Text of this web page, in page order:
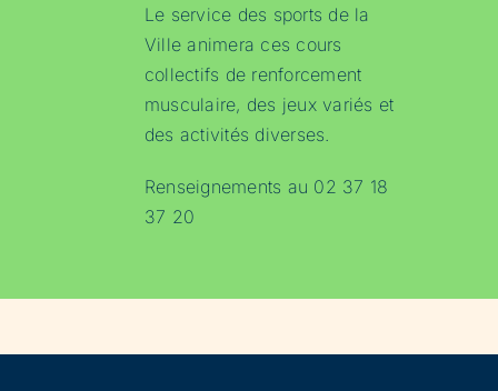
Le service des sports de la
Ville animera ces cours
collectifs de renforcement
musculaire, des jeux variés et
des activités diverses.
Renseignements au 02 37 18
37 20